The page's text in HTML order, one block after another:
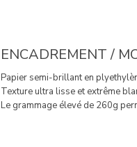
ENCADREMENT /
Papier semi-brillant en
Texture ultra lisse et extrême
Le grammage élevé de 260g